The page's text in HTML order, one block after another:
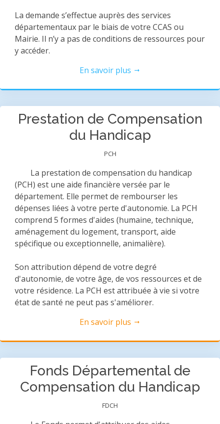
La demande s’effectue auprès des services
départementaux par le biais de votre CCAS ou
Mairie. Il n’y a pas de conditions de ressources pour
y accéder.
En savoir plus
Prestation de Compensation
du Handicap
PCH
La prestation de compensation du handicap
(PCH) est une aide financière versée par le
département. Elle permet de rembourser les
dépenses liées à votre perte d'autonomie. La PCH
comprend 5 formes d'aides (humaine, technique,
aménagement du logement, transport, aide
spécifique ou exceptionnelle, animalière).
Son attribution dépend de votre degré
d'autonomie, de votre âge, de vos ressources et de
votre résidence. La PCH est attribuée à vie si votre
état de santé ne peut pas s'améliorer.
En savoir plus
Fonds Départemental de
Compensation du Handicap
FDCH